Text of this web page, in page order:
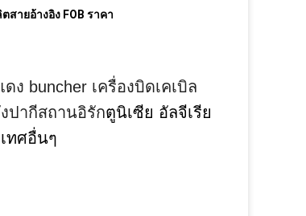
สายอ้างอิง FOB ราคา
ง buncher เครื่องบิดเคเบิล
ปากีสถานอิรักตูนิเซีย อัลจีเรีย
ทศอื่นๆ